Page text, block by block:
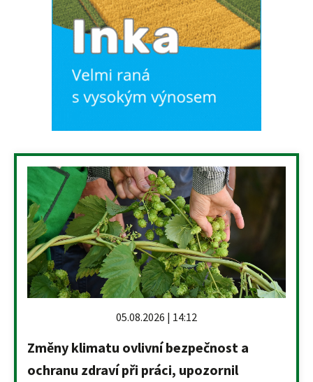
05.08.2026 | 14:12
Změny klimatu ovlivní bezpečnost a
ochranu zdraví při práci, upozornil